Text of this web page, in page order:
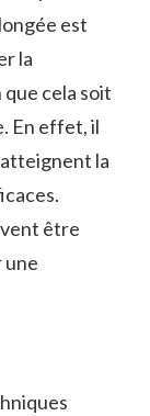
est
la
cela soit
En effet, il
la
être
une